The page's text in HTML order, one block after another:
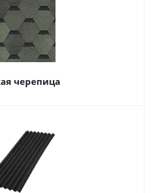
черепица